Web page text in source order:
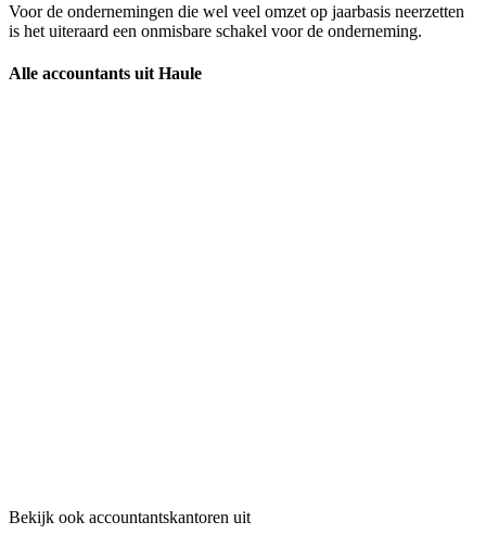
Voor de ondernemingen die wel veel omzet op jaarbasis neerzetten
is het uiteraard een onmisbare schakel voor de onderneming.
Alle accountants uit Haule
Bekijk ook accountantskantoren uit